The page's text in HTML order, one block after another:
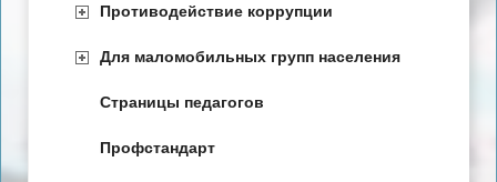
Противодействие коррупции
Для маломобильных групп населения
Страницы педагогов
Профстандарт